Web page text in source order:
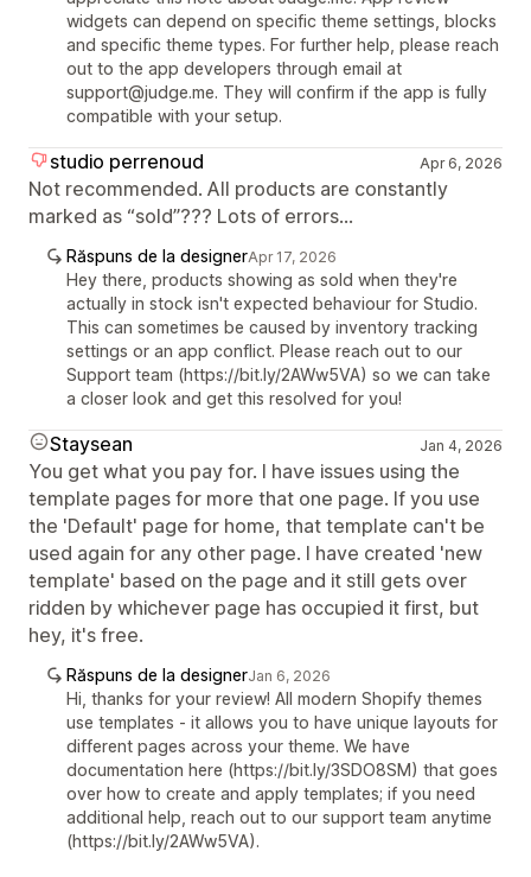
widgets can depend on specific theme settings, blocks
and specific theme types. For further help, please reach
out to the app developers through email at
support@judge.me. They will confirm if the app is fully
compatible with your setup.
studio perrenoud Apr 6, 2026
Not recommended. All products are constantly
marked as “sold”??? Lots of errors...
Răspuns de la designerApr 17, 2026
Hey there, products showing as sold when they're
actually in stock isn't expected behaviour for Studio.
This can sometimes be caused by inventory tracking
settings or an app conflict. Please reach out to our
Support team (https://bit.ly/2AWw5VA) so we can take
a closer look and get this resolved for you!
Staysean Jan 4, 2026
You get what you pay for. I have issues using the
template pages for more that one page. If you use
the 'Default' page for home, that template can't be
used again for any other page. I have created 'new
template' based on the page and it still gets over
ridden by whichever page has occupied it first, but
hey, it's free.
Răspuns de la designerJan 6, 2026
Hi, thanks for your review! All modern Shopify themes
use templates - it allows you to have unique layouts for
different pages across your theme. We have
documentation here (https://bit.ly/3SDO8SM) that goes
over how to create and apply templates; if you need
additional help, reach out to our support team anytime
(https://bit.ly/2AWw5VA).